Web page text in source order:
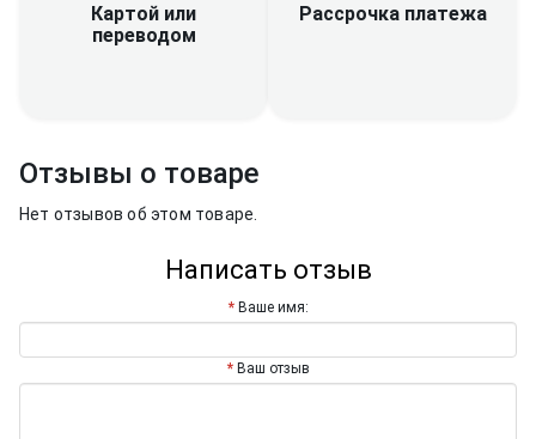
Картой или
переводом
Рассрочка платежа
Отзывы о товаре
Нет отзывов об этом товаре.
Написать отзыв
Ваше имя:
Ваш отзыв